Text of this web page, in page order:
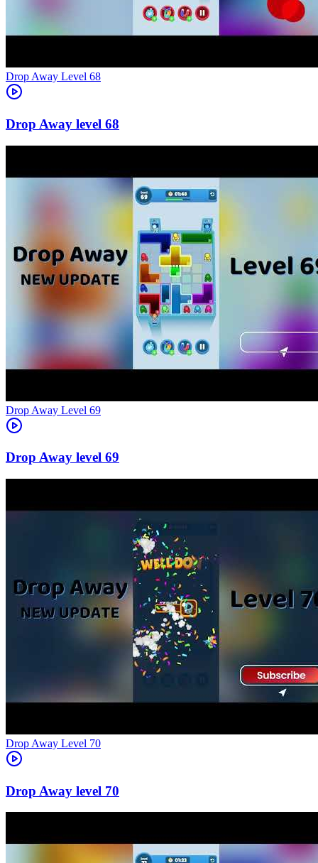
Level 68
68
Level 69
69
Level 70
70